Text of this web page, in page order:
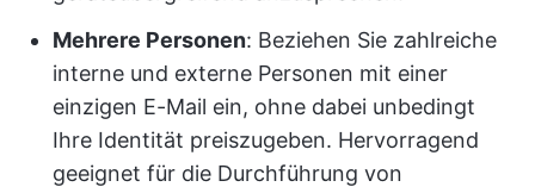
Mehrere Personen: Beziehen Sie zahlreiche
interne und externe Personen mit einer
einzigen E-Mail ein, ohne dabei unbedingt
Ihre Identität preiszugeben. Hervorragend
geeignet für die Durchführung von